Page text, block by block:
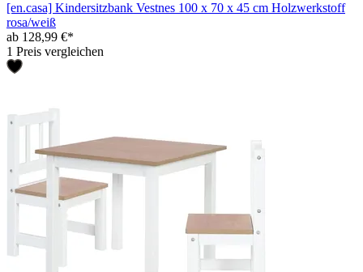
[en.casa] Kindersitzbank Vestnes 100 x 70 x 45 cm Holzwerkstoff
rosa/weiß
ab 128,99 €*
1 Preis vergleichen